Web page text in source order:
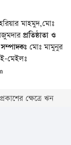
মাহমুদ,মোঃ
প্রতিষ্ঠাতা ও
সম্পাদকঃ মোঃ মামুনুর
ই-মেইলঃ
ক্ষেত্রে ঋন